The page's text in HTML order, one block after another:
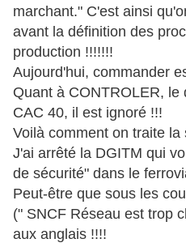
marchant." C'est ainsi
avant la définition des
production !!!!!!!
Aujourd'hui, commander
Quant à CONTROLER,
CAC 40, il est ignoré !!!
Voilà comment on traite la
J'ai arrêté la DGITM qui
de sécurité" dans le
Peut-être que sous les
(" SNCF Réseau est trop
aux anglais !!!!